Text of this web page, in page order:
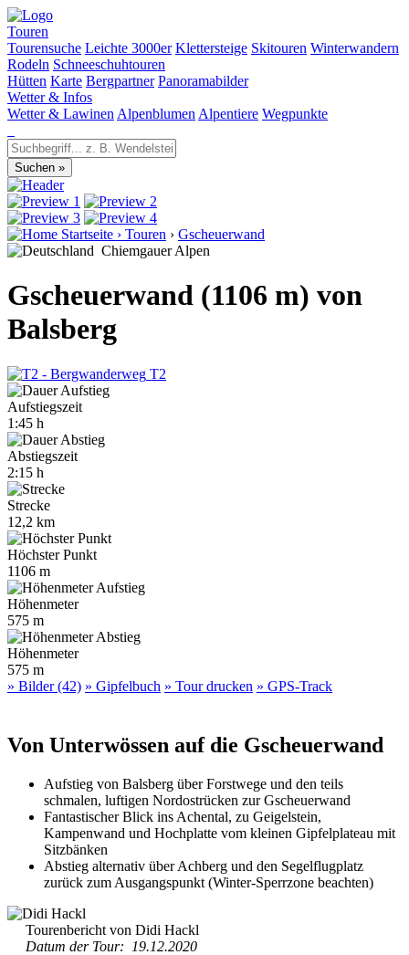
Touren
Tourensuche Leichte 3000er Klettersteige Skitouren Winterwandern
Rodeln Schneeschuhtouren
Hütten Karte Bergpartner Panoramabilder
Wetter & Infos
Wetter & Lawinen Alpenblumen Alpentiere Wegpunkte
Startseite › Touren › Gscheuerwand
Chiemgauer Alpen
Gscheuerwand (1106 m) von
Balsberg
T2
Aufstiegszeit
1:45 h
Abstiegszeit
2:15 h
Strecke
12,2 km
Höchster Punkt
1106 m
Höhenmeter
575 m
Höhenmeter
575 m
» Bilder (42) » Gipfelbuch » Tour drucken » GPS-Track
Von Unterwössen auf die Gscheuerwand
Aufstieg von Balsberg über Forstwege und den teils
schmalen, luftigen Nordostrücken zur Gscheuerwand
Fantastischer Blick ins Achental, zu Geigelstein,
Kampenwand und Hochplatte vom kleinen Gipfelplateau mit
Sitzbänken
Abstieg alternativ über Achberg und den Segelflugplatz
zurück zum Ausgangspunkt (Winter-Sperrzone beachten)
Tourenbericht von Didi Hackl
Datum der Tour: 19.12.2020